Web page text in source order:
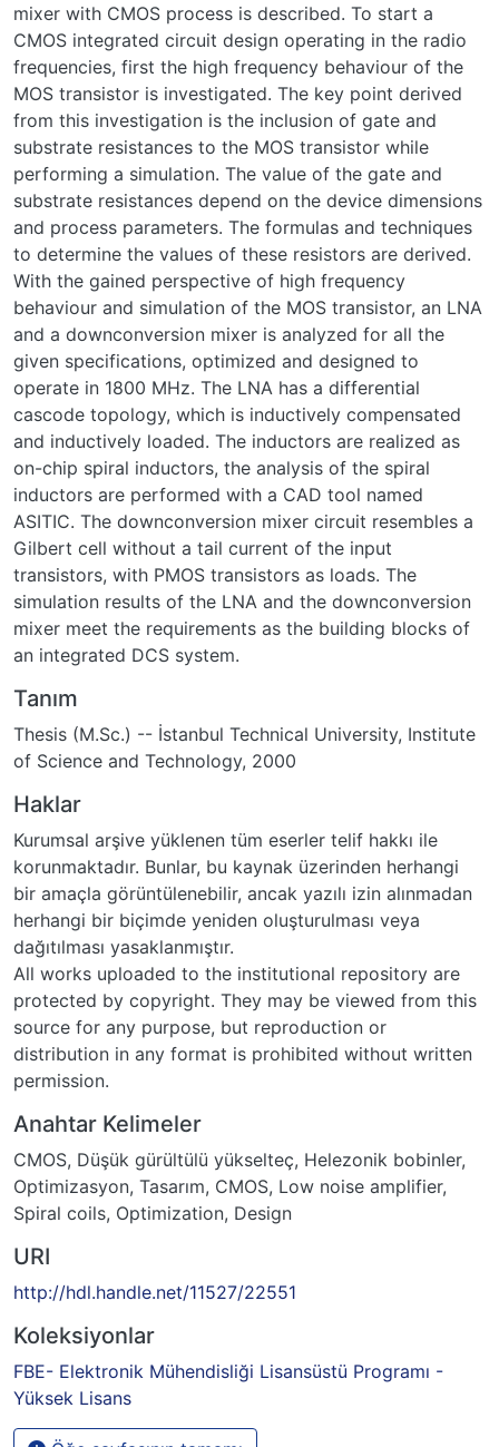
mixer with CMOS process is described. To start a
CMOS integrated circuit design operating in the radio
frequencies, first the high frequency behaviour of the
MOS transistor is investigated. The key point derived
from this investigation is the inclusion of gate and
substrate resistances to the MOS transistor while
performing a simulation. The value of the gate and
substrate resistances depend on the device dimensions
and process parameters. The formulas and techniques
to determine the values of these resistors are derived.
With the gained perspective of high frequency
behaviour and simulation of the MOS transistor, an LNA
and a downconversion mixer is analyzed for all the
given specifications, optimized and designed to
operate in 1800 MHz. The LNA has a differential
cascode topology, which is inductively compensated
and inductively loaded. The inductors are realized as
on-chip spiral inductors, the analysis of the spiral
inductors are performed with a CAD tool named
ASITIC. The downconversion mixer circuit resembles a
Gilbert cell without a tail current of the input
transistors, with PMOS transistors as loads. The
simulation results of the LNA and the downconversion
mixer meet the requirements as the building blocks of
an integrated DCS system.
Tanım
Thesis (M.Sc.) -- İstanbul Technical University, Institute
of Science and Technology, 2000
Haklar
Kurumsal arşive yüklenen tüm eserler telif hakkı ile
korunmaktadır. Bunlar, bu kaynak üzerinden herhangi
bir amaçla görüntülenebilir, ancak yazılı izin alınmadan
herhangi bir biçimde yeniden oluşturulması veya
dağıtılması yasaklanmıştır.
All works uploaded to the institutional repository are
protected by copyright. They may be viewed from this
source for any purpose, but reproduction or
distribution in any format is prohibited without written
permission.
Anahtar Kelimeler
CMOS, Düşük gürültülü yükselteç, Helezonik bobinler,
Optimizasyon, Tasarım, CMOS, Low noise amplifier,
Spiral coils, Optimization, Design
URI
http://hdl.handle.net/11527/22551
Koleksiyonlar
FBE- Elektronik Mühendisliği Lisansüstü Programı -
Yüksek Lisans